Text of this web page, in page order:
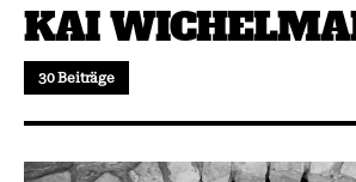
KAI
30 Beiträge